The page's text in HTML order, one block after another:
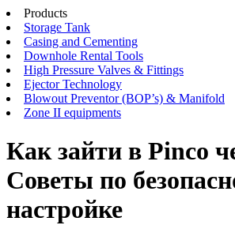
Products
Storage Tank
Casing and Cementing
Downhole Rental Tools
High Pressure Valves & Fittings
Ejector Technology
Blowout Preventor (BOP’s) & Manifold
Zone II equipments
Как зайти в Pinco
Советы по
настройке